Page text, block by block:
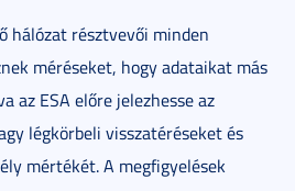
hálózat résztvevői minden
méréseket, hogy adataikat más
az ESA előre jelezhesse az
légkörbeli visszatéréseket és
mértékét. A megfigyelések